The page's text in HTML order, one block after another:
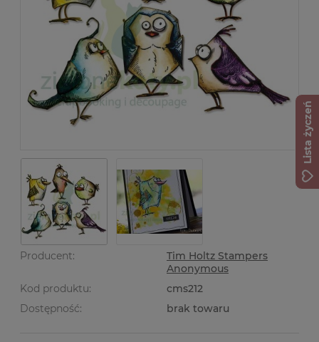
Producent:
Tim Holtz Stampers
Anonymous
Kod produktu:
cms212
Dostępność:
brak towaru
Lista życzeń